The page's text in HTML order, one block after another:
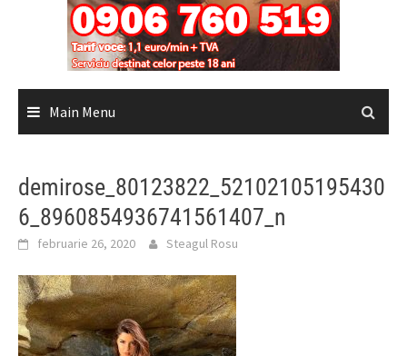
Main Menu
demirose_80123822_52102105195430
6_8960854936741561407_n
februarie 26, 2020 Steagul Rosu